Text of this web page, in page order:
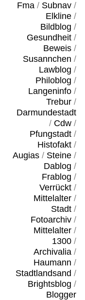
Fma/ Subnav/
Elkline/
Bildblog /
Gesundheit/
Beweis/
Susannchen /
Lawblog /
Philoblog /
Langeninfo/
Trebur/
Darmundestadt
/ Cdw/
Pfungstadt/
Histofakt/
Augias/ Steine/
Dablog /
Frablog /
Verrückt/
Mittelalter/
Stadt/
Fotoarchiv/
Mittelalter/
1300/
Archivalia/
Haumann /
Stadtlandsand /
Brightsblog /
Blogger